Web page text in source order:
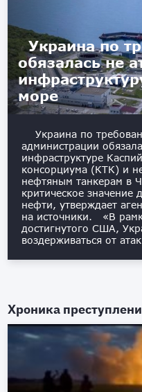
Украина по
обязалась не
море
Украина по
администрации
инфраструктуре
консорциума (КТК) и
нефтяным танкерам в
критическое значение
нефти, утверждает
на источники. «В
достигнутого США,
воздерживаться от
Хроника